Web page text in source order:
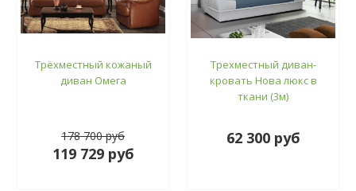
Трёхместный кожаный
диван Омега
178 700 руб
119 729 руб
Трехместный диван-
кровать Нова люкс в
ткани (3м)
62 300 руб